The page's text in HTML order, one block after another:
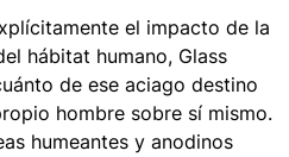
el impacto de la
hábitat humano, Glass
de ese aciago destino
hombre sobre sí mismo.
humeantes y anodinos